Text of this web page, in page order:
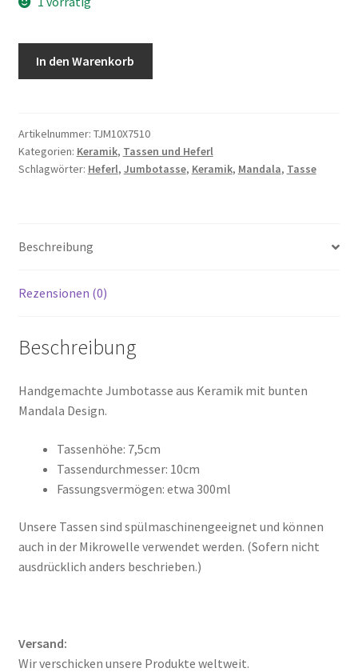
10x7,5cm
Menge
In den Warenkorb
Artikelnummer: TJM10X7510
Kategorien: Keramik, Tassen und Heferl
Schlagwörter: Heferl, Jumbotasse, Keramik, Mandala, Tasse
Beschreibung
Rezensionen (0)
Beschreibung
Handgemachte Jumbotasse aus Keramik mit bunten
Mandala Design.
Tassenhöhe: 7,5cm
Tassendurchmesser: 10cm
Fassungsvermögen: etwa 300ml
Unsere Tassen sind spülmaschinengeeignet und können
auch in der Mikrowelle verwendet werden. (Sofern nicht
ausdrücklich anders beschrieben.)
Versand:
Wir verschicken unsere Produkte weltweit.